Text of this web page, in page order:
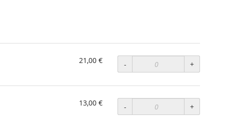
21,00 € - +
13,00 € - +